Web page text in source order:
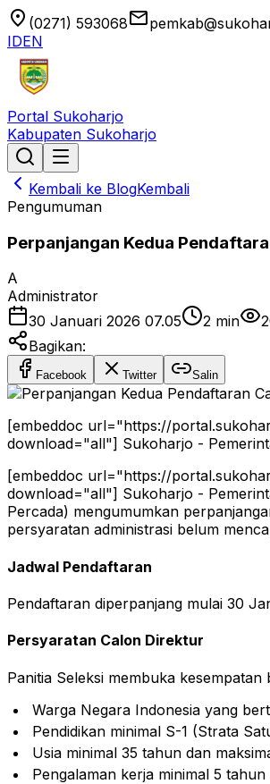
location_on (0271) 593068email
IDEN
Portal Sukoharjo
Kabupaten Sukoharjo
Kembali ke BlogKembali
Pengumuman
Perpanjangan Kedua
A
Administrator
30 Januari 2026 07.05
2 min
Bagikan:
Facebook Twitter Salin
[embeddoc url="https://
download="all"] Sukoharjo -
[embeddoc url="https://
download="all"] Sukoharjo -
Percada) mengumumkan
persyaratan administrasi belum
Jadwal Pendaftaran
Pendaftaran diperpanjang mulai 30
Persyaratan Calon Direktur
Panitia Seleksi membuka
Warga Negara Indonesia yang
Pendidikan minimal S-1 (Strata
Usia minimal 35 tahun dan
Pengalaman kerja minimal 5